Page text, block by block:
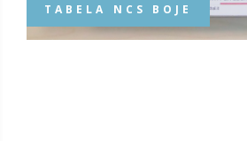
TABELA NCS BOJE